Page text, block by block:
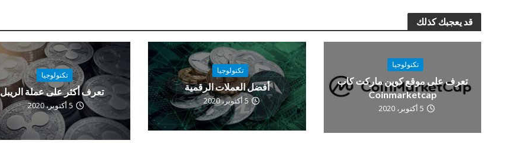
قد يعجبك كذلك
تكنولوجيا
تعرف على موقع كوين ماركت كاب
Coinmarketcap
5 أكتوبر، 2020
تكنولوجيا
أفضل العملات الرقمية
5 أكتوبر، 2020
تكنولوجيا
تعرف أكثر على عملة الريبل
5 أكتوبر، 2020